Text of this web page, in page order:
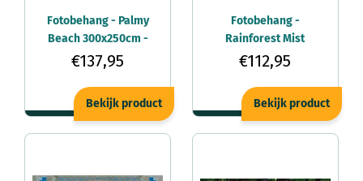
Fotobehang - Palmy
Beach 300x250cm -
Vliesbehang
€137,95
Bekijk product
Fotobehang -
Rainforest Mist
350x250cm -
€112,95
Bekijk product